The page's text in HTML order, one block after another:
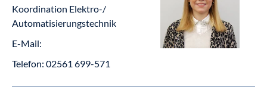
Koordination Elektro-/
Automatisierungstechnik
E-Mail:
Telefon: 02561 699-571